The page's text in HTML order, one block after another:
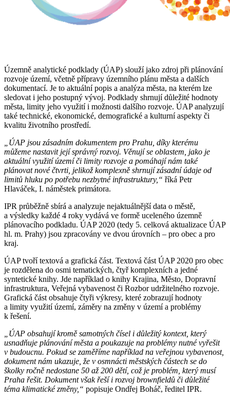
Územně analytické podklady (ÚAP) slouží jako zdroj při plánování
rozvoje území, včetně přípravy územního plánu města a dalších
dokumentací. Je to aktuální popis a analýza města, na kterém lze
sledovat i jeho postupný vývoj. Podklady shrnují důležité hodnoty
města, limity jeho využití i možnosti dalšího rozvoje. ÚAP analyzují
také technické, ekonomické, demografické a kulturní aspekty či
kvalitu životního prostředí.
„ÚAP jsou zásadním dokumentem pro Prahu, díky kterému
můžeme nastavit její správný rozvoj. Věnují se oblastem, jako je
aktuální využití území či limity rozvoje a pomáhají nám také
plánovat nové čtvrti, jelikož komplexně shrnují zásadní údaje od
limitů hluku po potřebu nezbytné infrastruktury,“ říká Petr
Hlaváček, I. náměstek primátora.
IPR průběžně sbírá a analyzuje nejaktuálnější data o městě,
a výsledky každé 4 roky vydává ve formě uceleného územně
plánovacího podkladu. ÚAP 2020 (tedy 5. celková aktualizace ÚAP
hl. m. Prahy) jsou zpracovány ve dvou úrovních – pro obec a pro
kraj.
ÚAP tvoří textová a grafická část. Textová část ÚAP 2020 pro obec
je rozdělena do osmi tematických, čtyř komplexních a jedné
syntetické knihy. Jde například o knihy Krajina, Město, Dopravní
infrastruktura, Veřejná vybavenost či Rozbor udržitelného rozvoje.
Grafická část obsahuje čtyři výkresy, které zobrazují hodnoty
a limity využití území, záměry na změny v území a problémy
k řešení.
„ÚAP obsahují kromě samotných čísel i důležitý kontext, který
usnadňuje plánování města a poukazuje na problémy nutné vyřešit
v budoucnu. Pokud se zaměříme například na veřejnou vybavenost,
dokument nám ukazuje, že v osmnácti městských částech se do
školky ročně nedostane 50 až 200 dětí, což je problém, který musí
Praha řešit. Dokument však řeší i rozvoj brownfieldů či důležité
téma klimatické změny,“ popisuje Ondřej Boháč, ředitel IPR.